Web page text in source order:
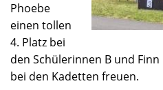
Phoebe
einen tollen
4. Platz bei
den Schülerinnen B und
bei den Kadetten freuen.